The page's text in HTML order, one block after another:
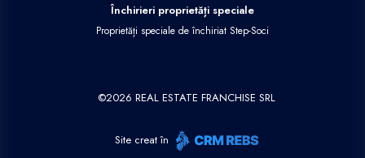
Închirieri proprietăți speciale
Proprietăți speciale de închiriat Step-Soci
©2026 REAL ESTATE FRANCHISE SRL
Site creat în